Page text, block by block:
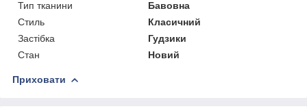
Тип тканини
Бавовна
Стиль
Класичний
Застібка
Гудзики
Стан
Новий
Приховати